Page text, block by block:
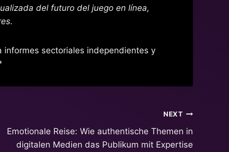
del futuro del juego en línea,
sectoriales independientes y
NEXT
Emotionale Reise: Wie authentische Themen in
digitalen Medien das Publikum mit Expertise